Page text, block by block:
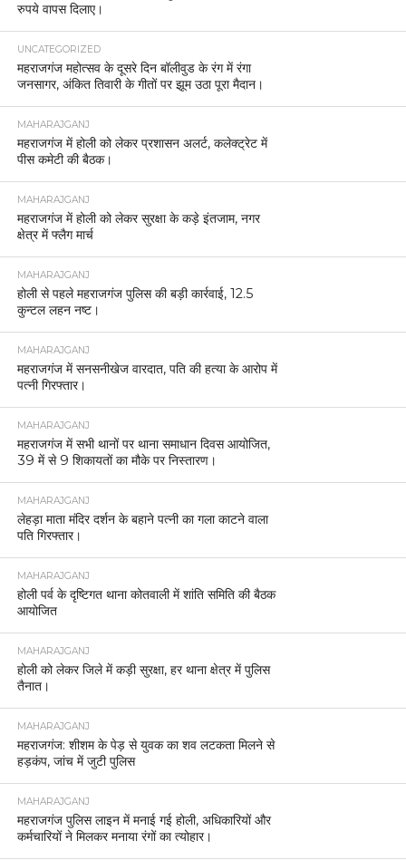
रुपये वापस दिलाए।
UNCATEGORIZED
महराजगंज महोत्सव के दूसरे दिन बॉलीवुड के रंग में रंगा
जनसागर, अंकित तिवारी के गीतों पर झूम उठा पूरा मैदान।
MAHARAJGANJ
महराजगंज में होली को लेकर प्रशासन अलर्ट, कलेक्ट्रेट में
पीस कमेटी की बैठक।
MAHARAJGANJ
महराजगंज में होली को लेकर सुरक्षा के कड़े इंतजाम, नगर
क्षेत्र में फ्लैग मार्च
MAHARAJGANJ
होली से पहले महराजगंज पुलिस की बड़ी कार्रवाई, 12.5
कुन्टल लहन नष्ट।
MAHARAJGANJ
महराजगंज में सनसनीखेज वारदात, पति की हत्या के आरोप में
पत्नी गिरफ्तार।
MAHARAJGANJ
महराजगंज में सभी थानों पर थाना समाधान दिवस आयोजित,
39 में से 9 शिकायतों का मौके पर निस्तारण।
MAHARAJGANJ
लेहड़ा माता मंदिर दर्शन के बहाने पत्नी का गला काटने वाला
पति गिरफ्तार।
MAHARAJGANJ
होली पर्व के दृष्टिगत थाना कोतवाली में शांति समिति की बैठक
आयोजित
MAHARAJGANJ
होली को लेकर जिले में कड़ी सुरक्षा, हर थाना क्षेत्र में पुलिस
तैनात।
MAHARAJGANJ
महराजगंज: शीशम के पेड़ से युवक का शव लटकता मिलने से
हड़कंप, जांच में जुटी पुलिस
MAHARAJGANJ
महराजगंज पुलिस लाइन में मनाई गई होली, अधिकारियों और
कर्मचारियों ने मिलकर मनाया रंगों का त्योहार।